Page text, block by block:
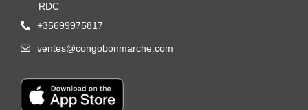
RDC
+35699975817
ventes@congobonmarche.com